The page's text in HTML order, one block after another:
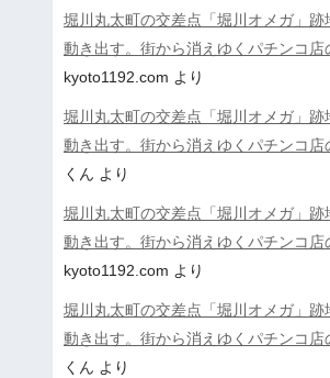
堀川丸太町の交差点「堀川オメガ」跡
動き出す。街から消えゆくパチンコ店
kyoto1192.com より
堀川丸太町の交差点「堀川オメガ」跡
動き出す。街から消えゆくパチンコ店
くん より
堀川丸太町の交差点「堀川オメガ」跡
動き出す。街から消えゆくパチンコ店
kyoto1192.com より
堀川丸太町の交差点「堀川オメガ」跡
動き出す。街から消えゆくパチンコ店
くん より